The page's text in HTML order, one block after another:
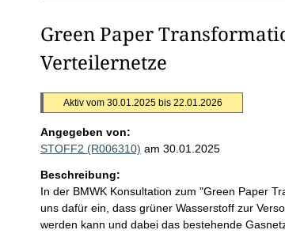
Green Paper
Verteilernetze
Aktiv vom 30.01.2025 bis 22.01.2026
Angegeben von:
STOFF2 (R006310) am 30.01.2025
Beschreibung:
In der BMWK Konsultation zum "Green Paper
uns dafür ein, dass grüner Wasserstoff zur
werden kann und dabei das bestehende